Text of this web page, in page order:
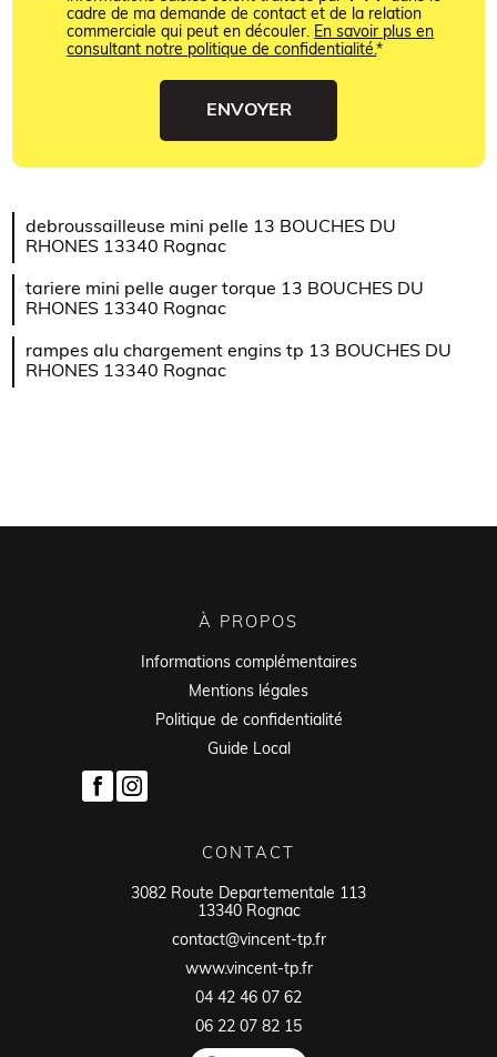
cadre de ma demande de contact et de la relation
commerciale qui peut en découler. En savoir plus en
consultant notre politique de confidentialité.*
debroussailleuse mini pelle 13 BOUCHES DU
RHONES 13340 Rognac
tariere mini pelle auger torque 13 BOUCHES DU
RHONES 13340 Rognac
rampes alu chargement engins tp 13 BOUCHES DU
RHONES 13340 Rognac
À PROPOS
Informations complémentaires
Mentions légales
Politique de confidentialité
Guide Local
CONTACT
3082 Route Departementale 113
13340 Rognac
contact@vincent-tp.fr
www.vincent-tp.fr
04 42 46 07 62
06 22 07 82 15